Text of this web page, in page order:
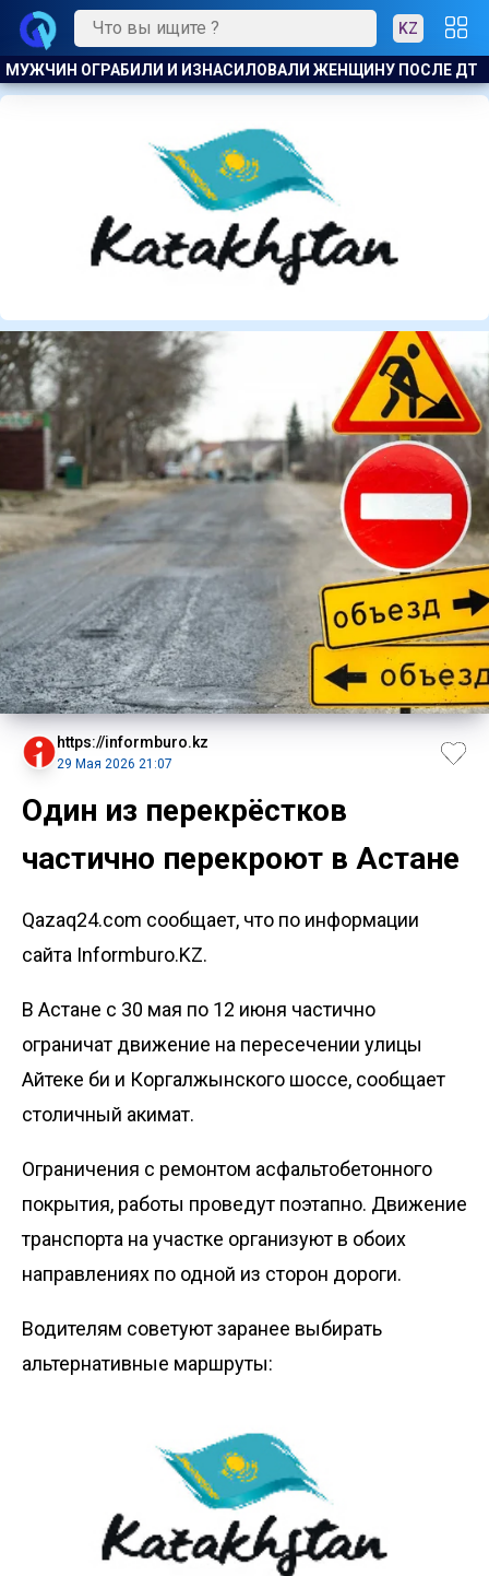
KZ
ДТП В АКТАУ ПРЕДПРИНИМАТЕЛЯ ОШТРАФОВАЛИ
https://informburo.kz
29 Мая 2026 21:07
Один из перекрёстков
частично перекроют в Астане
Qazaq24.com сообщает, что по информации
сайта Informburo.KZ.
В Астане с 30 мая по 12 июня частично
ограничат движение на пересечении улицы
Айтеке би и Коргалжынского шоссе, сообщает
столичный акимат.
Ограничения с ремонтом асфальтобетонного
покрытия, работы проведут поэтапно. Движение
транспорта на участке организуют в обоих
направлениях по одной из сторон дороги.
Водителям советуют заранее выбирать
альтернативные маршруты: